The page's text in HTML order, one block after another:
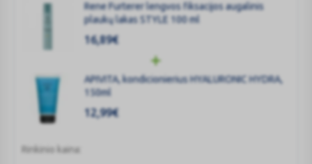
Rene Furterer lengvos fiksacijos augalinis
plaukų lakas STYLE 100 ml
16,89€
APIVITA, kondicionierius HYALURONIC HYDRA,
150ml
12,99€
Rinkinio kaina: